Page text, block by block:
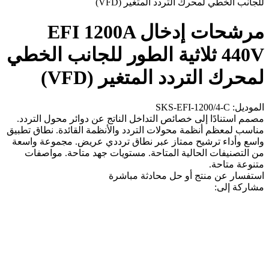
مرشحات إدخال EFI 1200A
440V ثلاثية الطور للجانب الخطي
لمحرك التردد المتغير (VFD)
الموديل: SKS-EFI-1200/4-C
مصمم استنادًا إلى خصائص التداخل الناتج عن دوائر محول التردد.
مناسب لمعظم أنظمة محولات التردد والأنظمة القائدة. نطاق تطبيق
واسع وأداء ترشيح ممتاز عبر نطاق ترددي عريض. مجموعة واسعة
من التصنيفات الحالية المتاحة. مستويات جهد متاحة. مواصفات
متنوعة متاحة.
استفسار عن منتج أو حل محادثة مباشرة
مشاركة إلى: